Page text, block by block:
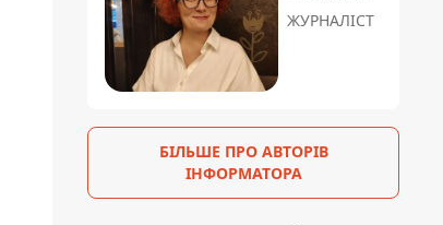
ЖУРНАЛІСТ
БІЛЬШЕ ПРО АВТОРІВ
ІНФОРМАТОРА